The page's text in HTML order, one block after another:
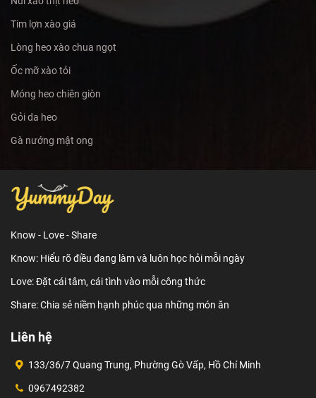
Tim lợn xào giá
Lòng heo xào chua ngọt
Ốc mỡ xào tỏi
Móng heo chiên giòn
Gỏi da heo
Gà nướng mật ong
Know - Love - Share
Know: Hiểu rõ điều đang làm và luôn học hỏi mỗi ngày
Love: Đặt cái tâm, cái tình vào mỗi công thức
Share: Chia sẻ niềm hạnh phúc qua những món ăn
Liên hệ
133/36/7 Quang Trung, Phường Gò Vấp, Hồ Chí Minh
0967492382